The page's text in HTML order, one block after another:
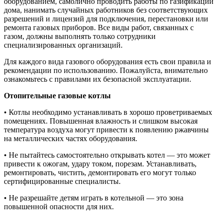
дома, нанимать случайных работников без соответствующих
разрешений и лицензий для подключения, перестановки или
ремонта газовых приборов. Все виды работ, связанных с
газом, должны выполнять только сотрудники
специализированных организаций.
Для каждого вида газового оборудования есть свои правила и
рекомендации по использованию. Пожалуйста, внимательно
ознакомьтесь с правилами их безопасной эксплуатации.
Отопительные газовые котлы
• Котлы необходимо устанавливать в хорошо проветриваемых
помещениях. Повышенная влажность и слишком высокая
температура воздуха могут привести к появлению ржавчины
на металлических частях оборудования.
• Не пытайтесь самостоятельно открывать котел — это может
привести к ожогам, удару током, порезам. Устанавливать,
ремонтировать, чистить, демонтировать его могут только
сертифицированные специалисты.
• Не разрешайте детям играть в котельной — это зона
повышенной опасности для них.